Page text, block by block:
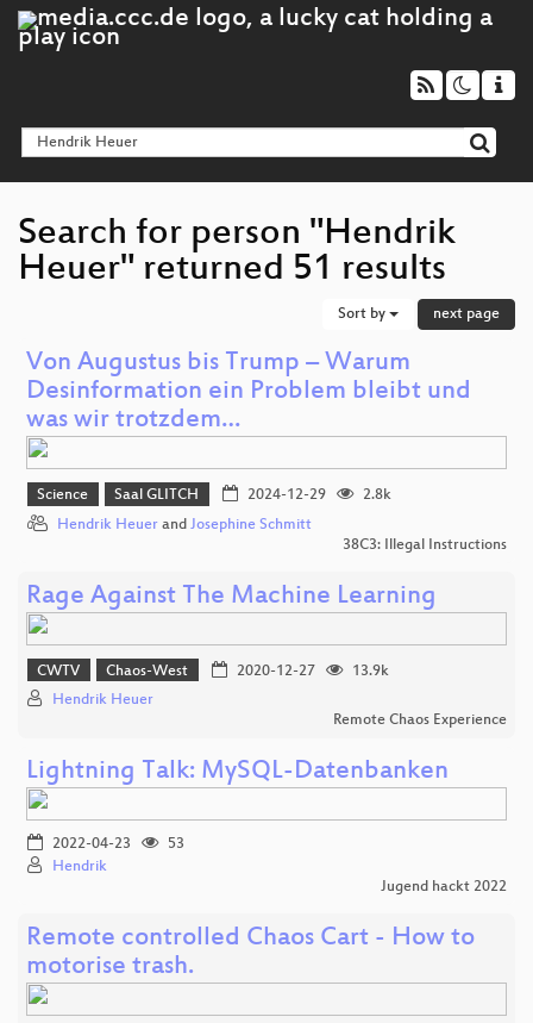
Search for person "Hendrik
Heuer" returned 51 results
Sort by next page
Von Augustus bis Trump – Warum
Desinformation ein Problem bleibt und
was wir trotzdem…
Science Saal GLITCH 2024-12-29
2.8k
Hendrik Heuer and Josephine Schmitt
38C3: Illegal Instructions
Rage Against The Machine Learning
CWTV Chaos-West 2020-12-27
13.9k
Hendrik Heuer
Remote Chaos Experience
Lightning Talk: MySQL-Datenbanken
2022-04-23
53
Hendrik
Jugend hackt 2022
Remote controlled Chaos Cart - How to
motorise trash.